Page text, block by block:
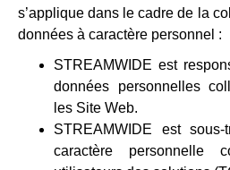
s’applique dans le cadre de la
données à caractère personnel :
STREAMWIDE est
données personnelles
les Site Web.
STREAMWIDE est
caractère personnelle